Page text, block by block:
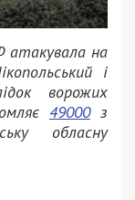
атакувала на
і
ворожих
49000з
обласну